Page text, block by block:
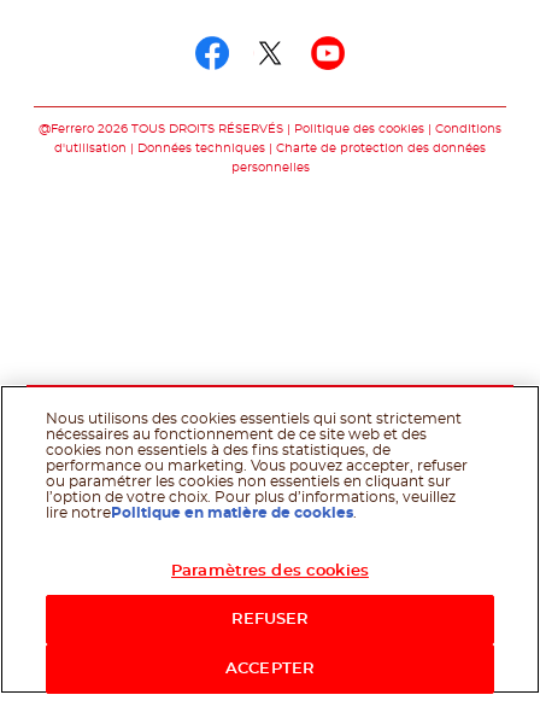
@Ferrero 2026 TOUS DROITS RÉSERVÉS Politique des cookies
Conditions
d'utilisation
Données techniques
Charte de protection des données
personnelles
Nous utilisons des cookies essentiels qui sont strictement
nécessaires au fonctionnement de ce site web et des
cookies non essentiels à des fins statistiques, de
performance ou marketing. Vous pouvez accepter, refuser
ou paramétrer les cookies non essentiels en cliquant sur
l’option de votre choix. Pour plus d’informations, veuillez
lire notre Politique en matière de cookies
Paramètres des cookies
REFUSER
ACCEPTER